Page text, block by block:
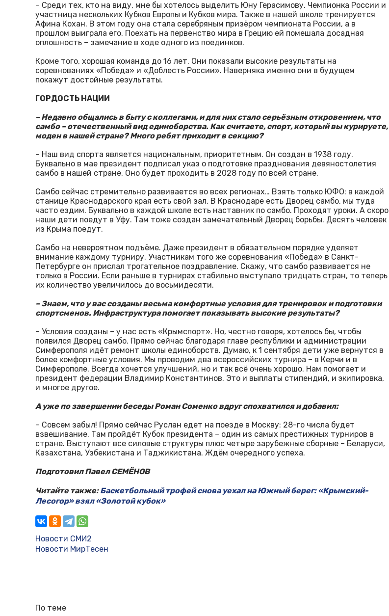
– Среди тех, кто на виду, мне бы хотелось выделить Юну Герасимову. Чемпионка России и
участница нескольких Кубков Европы и Кубков мира. Также в нашей школе тренируется
Афина Кохан. В этом году она стала серебряным призёром чемпионата России, а в
прошлом выиграла его. Поехать на первенство мира в Грецию ей помешала досадная
оплошность – замечание в ходе одного из поединков.
Кроме того, хорошая команда до 16 лет. Они показали высокие результаты на
соревнованиях «Победа» и «Доблесть России». Наверняка именно они в будущем
покажут достойные результаты.
ГОРДОСТЬ НАЦИИ
– Недавно общались в быту с коллегами, и для них стало серьёзным откровением, что
самбо – отечественный вид единоборства. Как считаете, спорт, который вы курируете,
моден в нашей стране? Много ребят приходит в секцию?
– Наш вид спорта является национальным, приоритетным. Он создан в 1938 году.
Буквально в мае президент подписал указ о подготовке празднования девяностолетия
самбо в нашей стране. Оно будет проходить в 2028 году по всей стране.
Самбо сейчас стремительно развивается во всех регионах… Взять только ЮФО: в каждой
станице Краснодарского края есть свой зал. В Краснодаре есть Дворец самбо, мы туда
часто ездим. Буквально в каждой школе есть наставник по самбо. Проходят уроки. А скоро
наши дети поедут в Уфу. Там тоже создан замечательный Дворец борьбы. Десять человек
из Крыма поедут.
Самбо на невероятном подъёме. Даже президент в обязательном порядке уделяет
внимание каждому турниру. Участникам того же соревнования «Победа» в Санкт-
Петербурге он прислал трогательное поздравление. Скажу, что самбо развивается не
только в России. Если раньше в турнирах стабильно выступало тридцать стран, то теперь
их количество увеличилось до восьмидесяти.
– Знаем, что у вас созданы весьма комфортные условия для тренировок и подготовки
спортсменов. Инфраструктура помогает показывать высокие результаты?
– Условия созданы – у нас есть «Крымспорт». Но, честно говоря, хотелось бы, чтобы
появился Дворец самбо. Прямо сейчас благодаря главе республики и администрации
Симферополя идёт ремонт школы единоборств. Думаю, к 1 сентября дети уже вернутся в
более комфортные условия. Мы проводим два всероссийских турнира – в Керчи и в
Симферополе. Всегда хочется улучшений, но и так всё очень хорошо. Нам помогает и
президент федерации Владимир Константинов. Это и выплаты стипендий, и экипировка,
и многое другое.
А уже по завершении беседы Роман Соменко вдруг спохватился и добавил:
– Совсем забыл! Прямо сейчас Руслан едет на поезде в Москву: 28-го числа будет
взвешивание. Там пройдёт Кубок президента – один из самых престижных турниров в
стране. Выступают все силовые структуры плюс четыре зарубежные сборные – Беларуси,
Казахстана, Узбекистана и Таджикистана. Ждём очередного успеха.
Подготовил Павел СЕМЁНОВ
Читайте также:Баскетбольный трофей снова уехал на Южный берег: «Крымский-
Лесогор» взял «Золотой кубок»
Новости СМИ2
Новости МирТесен
По теме